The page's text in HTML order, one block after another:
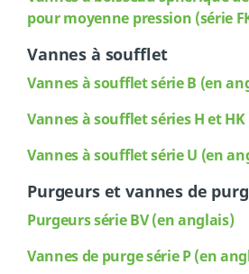
pour moyenne pression (série
Vannes à soufflet
Vannes à soufflet série B (en
Vannes à soufflet séries H et
Vannesà soufflet série U (en
Purgeurs et vannes de
Purgeurs série BV (en anglais)
Vannes de purge série P (en